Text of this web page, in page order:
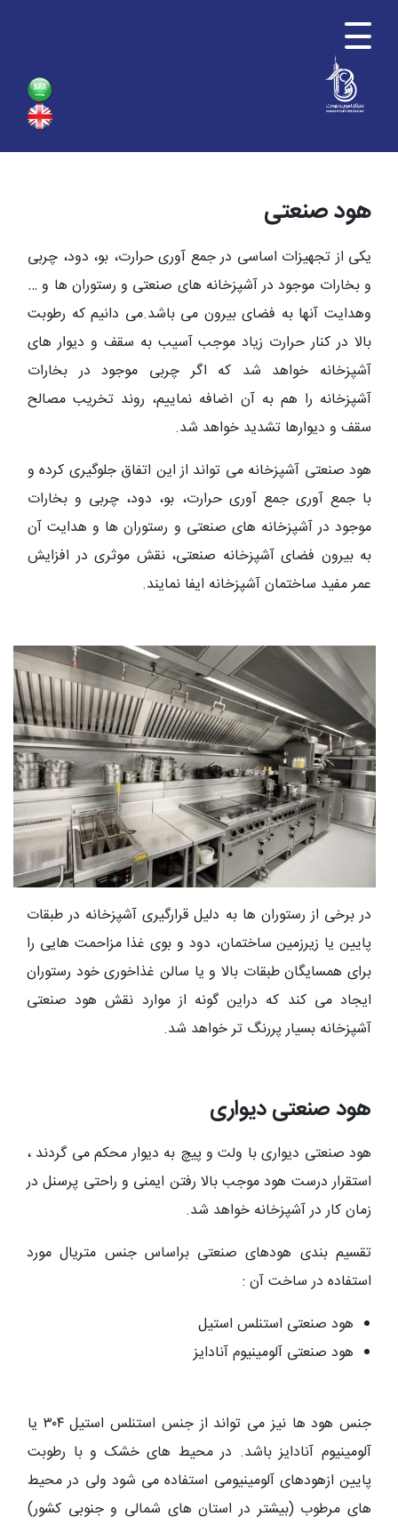
هود صنعتی
یکی از تجهیزات اساسی در جمع آوری حرارت، بو، دود، چربی
و بخارات موجود در آشپزخانه های صنعتی و رستوران ها و …
وهدایت آنها به فضای بیرون می باشد.می دانیم که رطوبت
بالا در کنار حرارت زیاد موجب آسیب به سقف و دیوار های
آشپزخانه خواهد شد که اگر چربی موجود در بخارات
آشپزخانه را هم به آن اضافه نماییم، روند تخریب مصالح
سقف و دیوارها تشدید خواهد شد.
هود صنعتی آشپزخانه می تواند از این اتفاق جلوگیری کرده و
با جمع آوری جمع آوری حرارت، بو، دود، چربی و بخارات
موجود در آشپزخانه های صنعتی و رستوران ها و هدایت آن
به بیرون فضای آشپزخانه صنعتی، نقش موثری در افزایش
عمر مفید ساختمان آشپزخانه ایفا نمایند.
در برخی از رستوران ها به دلیل قرارگیری آشپزخانه در طبقات
پایین یا زیرزمین ساختمان، دود و بوی غذا مزاحمت هایی را
برای همسایگان طبقات بالا و یا سالن غذاخوری خود رستوران
ایجاد می کند که دراین گونه از موارد نقش هود صنعتی
آشپزخانه بسیار پررنگ تر خواهد شد.
هود صنعتی دیواری
هود صنعتی دیواری با ولت و پیچ به دیوار محکم می گردند ،
استقرار درست هود موجب بالا رفتن ایمنی و راحتی پرسنل در
زمان کار در آشپزخانه خواهد شد.
تقسیم بندی هودهای صنعتی براساس جنس متریال مورد
استفاده در ساخت آن :
هود صنعتی استنلس استیل
هود صنعتی آلومینیوم آنادایز
جنس هود ها نیز می تواند از جنس استنلس استیل ۳۰۴ یا
آلومینیوم آنادایز باشد. در محیط‌ های خشک و با رطوبت
پایین ازهودهای آلومینیومی استفاده می شود ولی در محیط
های مرطوب (بیشتر در استان های شمالی و جنوبی کشور)